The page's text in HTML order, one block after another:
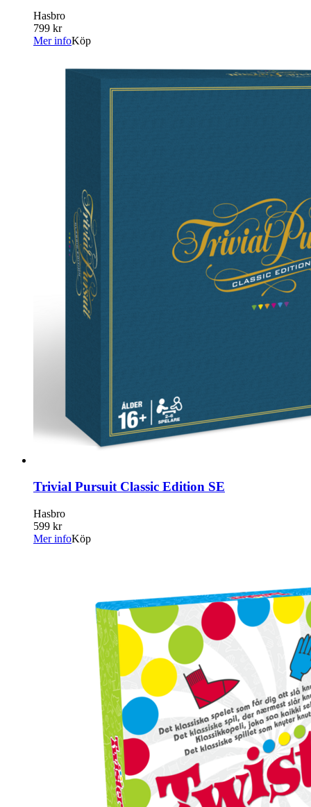
Hasbro
799 kr
Mer infoKöp
Trivial Pursuit Classic Edition SE
Hasbro
599 kr
Mer infoKöp